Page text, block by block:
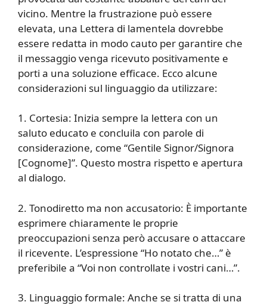
vicino. Mentre la frustrazione può essere
elevata, una Lettera di lamentela dovrebbe
essere redatta in modo cauto per garantire che
il messaggio venga ricevuto positivamente e
porti a una soluzione efficace. Ecco alcune
considerazioni sul linguaggio da utilizzare:
1. Cortesia: Inizia sempre la lettera con un
saluto educato e concluila con parole di
considerazione, come “Gentile Signor/Signora
[Cognome]”. Questo mostra rispetto e apertura
al dialogo.
2. Tonodiretto ma non accusatorio: È importante
esprimere chiaramente le proprie
preoccupazioni senza però accusare o attaccare
il ricevente. L’espressione “Ho notato che…” è
preferibile a “Voi non controllate i vostri cani…”.
3. Linguaggio formale: Anche se si tratta di una